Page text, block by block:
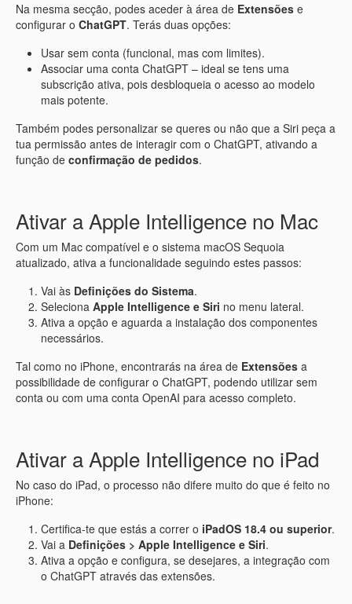
Na mesma secção, podes aceder à área de Extensões e
configurar o ChatGPT. Terás duas opções:
Usar sem conta (funcional, mas com limites).
Associar uma conta ChatGPT – ideal se tens uma
subscrição ativa, pois desbloqueia o acesso ao modelo
mais potente.
Também podes personalizar se queres ou não que a Siri peça a
tua permissão antes de interagir com o ChatGPT, ativando a
função de confirmação de pedidos.
Ativar a Apple Intelligence no Mac
Com um Mac compatível e o sistema macOS Sequoia
atualizado, ativa a funcionalidade seguindo estes passos:
Vai às Definições do Sistema.
Seleciona Apple Intelligence e Siri no menu lateral.
Ativa a opção e aguarda a instalação dos componentes
necessários.
Tal como no iPhone, encontrarás na área de Extensões a
possibilidade de configurar o ChatGPT, podendo utilizar sem
conta ou com uma conta OpenAI para acesso completo.
Ativar a Apple Intelligence no iPad
No caso do iPad, o processo não difere muito do que é feito no
iPhone:
Certifica-te que estás a correr o iPadOS 18.4 ou superior.
Vai a Definições > Apple Intelligence e Siri.
Ativa a opção e configura, se desejares, a integração com
o ChatGPT através das extensões.